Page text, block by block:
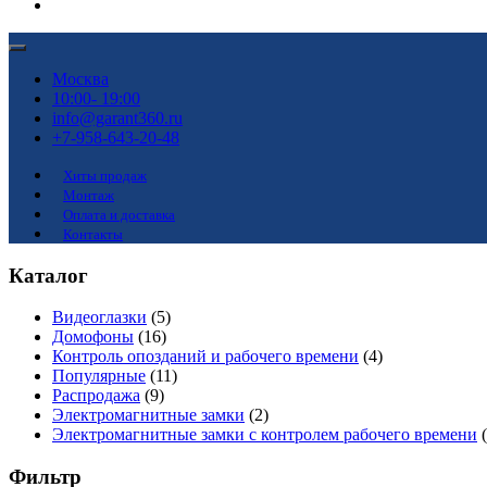
Москва
10:00- 19:00
info@garant360.ru
+7-958-643-20-48
Хиты продаж
Монтаж
Оплата и доставка
Контакты
Каталог
Видеоглазки (5)
Домофоны (16)
Контроль опозданий и рабочего времени (4)
Популярные (11)
Распродажа (9)
Электромагнитные замки (2)
Электромагнитные замки с контролем рабочего времени
Фильтр